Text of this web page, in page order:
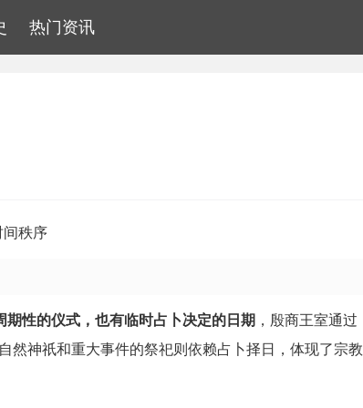
热门资讯
间秩序
性的仪式，也有临时占卜决定的日期 ，殷商王室通过
然神祇和重大事件的祭祀则依赖占卜择日，体现了宗教